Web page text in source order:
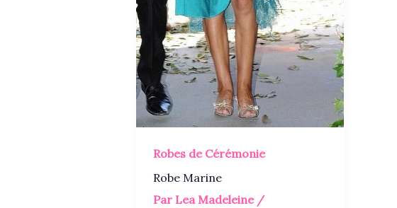
Robes de Cérémonie
Robe Marine
Par Lea Madeleine /